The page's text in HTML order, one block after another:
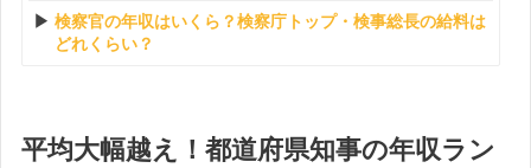
検察官の年収はいくら？検察庁トップ・検事総長の給料は
どれくらい？
平均大幅越え！都道府県知事の年収ラン